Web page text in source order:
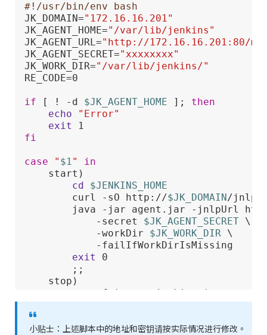
#!/usr/bin/env bash
JK_DOMAIN="172.16.16.201"
JK_AGENT_HOME="/var/lib/jenkins"
JK_AGENT_URL="http://172.16.16.201:80/
JK_AGENT_SECRET="xxxxxxxx"
JK_WORK_DIR="/var/lib/jenkins/"
RE_CODE=0
if [ ! -d $JK_AGENT_HOME ]; then
echo
"Error"
exit
fi
case " $1"
in
    start)
cd
$JENKINS_HOME
        curl -sO http://
$JK_DOMAIN/
java -jar agent.jar -jnlpUrl
            -secret
$JK_AGENT_SECRET \
            -workDir
$JK_WORK_DIR \
            -failIfWorkDirIsMissing
exit
0
        ;;
    stop)
ps -ef | grep jenkins | grep
        code=$?
    ;;
    *)
小贴士：上述脚本中的地址和密钥请按实际情况进行修改。